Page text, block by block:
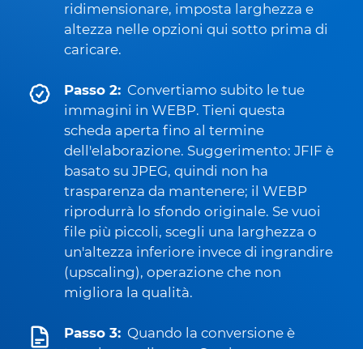
ridimensionare, imposta larghezza e
altezza nelle opzioni qui sotto prima di
caricare.
Passo 2: Convertiamo subito le tue
immagini in WEBP. Tieni questa
scheda aperta fino al termine
dell'elaborazione. Suggerimento: JFIF è
basato su JPEG, quindi non ha
trasparenza da mantenere; il WEBP
riprodurrà lo sfondo originale. Se vuoi
file più piccoli, scegli una larghezza o
un'altezza inferiore invece di ingrandire
(upscaling), operazione che non
migliora la qualità.
Passo 3: Quando la conversione è